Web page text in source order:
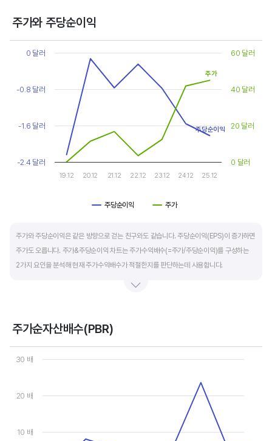
상대적으로 싸게 거래된다고 판단합니다.
순이익이 성장할때와 감소할때 주가수익배수는 다르게 평가받습니다. 순이익 성장률이
높으면 주가수익배수도 높게 평가 받습니다. 이는 순이익 성장률이 높으면 주가도 크게
상승한다는 뜻입니다.
10년 간 장기적인 주가수익배수의 움직임과 최고, 최저점을 확인한 후, 현재 시점
주가수익배수와 비교해 주가가 싼지 비싼지를 평가하는게 좋습니다. 일반적으로 장기적인
주가수익배수의 평균 정도에 있으면 매수를 검토하고, 역사적인 최고점 수준에 있다면
이익이 더 성장할 수 있을지 더 꼼꼼히 살피고 유의해야 합니다.
주가와 주당순이익
Chart
Line chart with 2 lines.
View as data table, Chart
The chart has 1 X axis displaying categories.
The chart has 2 Y axes displaying values, and values.
주당순이익 주가
19.12 20.12 21.12 22.12 23.12 24.12 25.12
-2.4 달러
-1.6 달러
-0.8 달러
0 달러
0 달러
20 달러
40 달러
60 달러
주당순이익
주가
주가와 주당순이익은 같은 방향으로 걷는 친구와도 같습니다. 주당순이익(EPS)이 증가하면
주가도 오릅니다. 주가&주당순이익 차트는 주가수익배수(=주가/주당순이익)를 구성하는
2가지 요인을 분석해 현재 주가수익배수가 적절한지를 판단하는데 사용합니다.
- 매수 검토 : 주당순이익 증가, 주가 상승
- 매도 검토 : 주당순이익 감소, 주가 횡보 또는 하락
주당순이익이 증가해도 시장 전체적인 악재로 주가가 급락하면 좋은 매수 기회가 됩니다.
주가수익배수(PER) 차트와 함께 분석하면 더 유용합니다.
주가순자산배수(PBR)
Chart
Line chart with 7 data points.
The chart has 1 Y axis displaying values. Data ranges from 0
10 배
20 배
30 배